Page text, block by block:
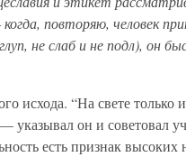
повторяю, человек
не слаб и не подл), он
исхода. “На свете только
указывал он и советовал
есть признак